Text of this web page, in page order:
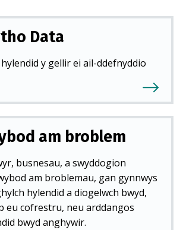
Data
y gellir ei ail-ddefnyddio
am broblem
busnesau, a swyddogion
am broblemau, gan gynnwys
hylendid a diogelwch bwyd,
eu cofrestru, neu arddangos
bwyd anghywir.